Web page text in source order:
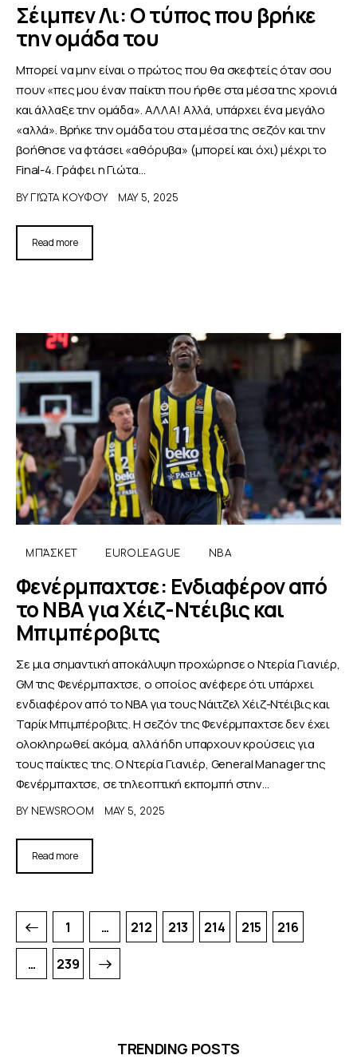
Σέιμπεν Λι: Ο τύπος που βρήκε
την ομάδα του
Μπορεί να μην είναι ο πρώτος που θα σκεφτείς όταν σου
πουν «πες μου έναν παίκτη που ήρθε στα μέσα της χρονιά
και άλλαξε την ομάδα». ΑΛΛΑ! Αλλά, υπάρχει ένα μεγάλο
«αλλά». Βρήκε την ομάδα του στα μέσα της σεζόν και την
βοήθησε να φτάσει «αθόρυβα» (μπορεί και όχι) μέχρι το
Final-4. Γράφει η Γιώτα…
BY ΓΙΏΤΑ ΚΟΥΦΟΎ MAY 5, 2025
Read more
ΜΠΆΣΚΕΤ EUROLEAGUE NBA
Φενέρμπαχτσε: Ενδιαφέρον από
το NBA για Χέιζ-Ντέιβις και
Μπιμπέροβιτς
Σε μια σημαντική αποκάλυψη προχώρησε ο Ντερία Γιανιέρ,
GM της Φενέρμπαχτσε, ο οποίος ανέφερε ότι υπάρχει
ενδιαφέρον από το NBA για τους Νάιτζελ Χέιζ-Ντέιβις και
Ταρίκ Μπιμπέροβιτς. Η σεζόν της Φενέρμπαχτσε δεν έχει
ολοκληρωθεί ακόμα, αλλά ήδη υπαρχουν κρούσεις για
τους παίκτες της. Ο Ντερία Γιανιέρ, General Manager της
Φενέρμπαχτσε, σε τηλεοπτική εκπομπή στην…
BY NEWSROOM MAY 5, 2025
Read more
1 … 212 213 214 215 216
… 239
>
TRENDING POSTS